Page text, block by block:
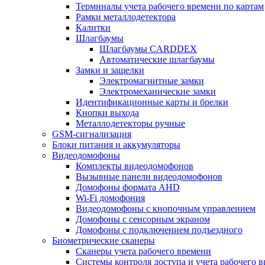
Терминалы учета рабочего времени по картам
Рамки металлодетектора
Калитки
Шлагбаумы
Шлагбаумы CARDDEX
Автоматические шлагбаумы
Замки и защелки
Электромагнитные замки
Электромеханические замки
Идентификационные карты и брелки
Кнопки выхода
Металлодетекторы ручные
GSM-сигнализация
Блоки питания и аккумуляторы
Видеодомофоны
Комплекты видеодомофонов
Вызывные панели видеодомофонов
Домофоны формата AHD
Wi-Fi домофония
Видеодомофоны с кнопочным управлением
Домофоны с сенсорным экраном
Домофоны с подключением подъездного
Биометрические сканеры
Сканеры учета рабочего времени
Системы контроля доступа и учета рабочего